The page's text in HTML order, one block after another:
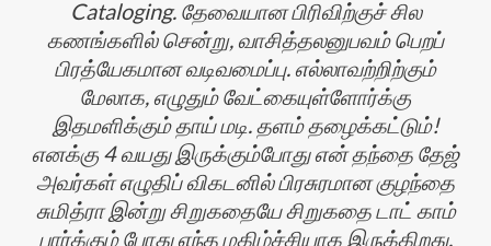
Cataloging. தேவையான பிரிவிற்குச் சில
கணங்களில் சென்று, வாசித்தலனுபவம் பெறப்
பிரத்யேகமான வடிவமைப்பு. எல்லாவற்றிற்கும்
மேலாக, எழுதும் வேட்கையுள்ளோர்க்கு
இதமளிக்கும் தாய் மடி. தளம் தழைக்கட்டும்!
எனக்கு 4 வயது இருக்கும்போது என் தந்தை தேஜ்
அவர்கள் எழுதிப் விகடனில் பிரசுரமான குழந்தை
சுமித்ரா இன்று சிறுகதையே சிறுகதை டாட் காம்
பார்க்கும் போது எந்த மகிழ்ச்சியாக இருக்கிறது.